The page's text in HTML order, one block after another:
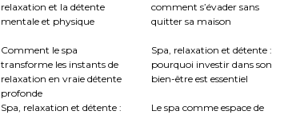
relaxation et la détente
mentale et physique
comment s’évader sans
quitter sa maison
Comment le spa
transforme les instants de
relaxation en vraie détente
profonde
Spa, relaxation et détente :
pourquoi investir dans son
bien-être est essentiel
Spa, relaxation et détente :
Le spa comme espace de